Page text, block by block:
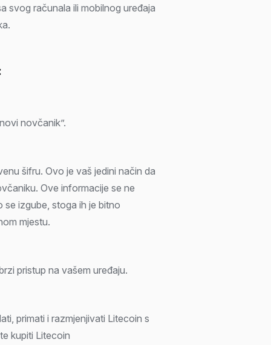
svog računala ili mobilnog uređaja
novčanik”.
šifru. Ovo je vaš jedini način da
Ove informacije se ne
se izgube, stoga ih je bitno
mjestu.
pristup na vašem uređaju.
primati i razmjenjivati Litecoin s
kupiti Litecoin